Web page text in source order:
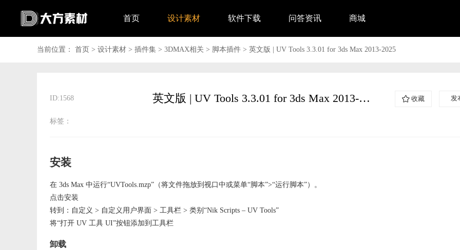
首页 设计素材 软件下载 问答资讯 商城
当前位置： 首页 > 设计素材 > 插件集 > 3DMAX相关 > 脚本插件 > 英文版 | UV Tools 3.3.01 for 3ds Max 2013-2025
英文版 | UV Tools 3.3.01 for 3ds Max 2013-2025
ID:1568  收藏 发
标签：
安装
在 3ds Max 中运行“UVTools.mzp”（将文件拖放到视口中或菜单“脚本”>“运行脚本”）。
点击安装
转到：自定义 > 自定义用户界面 > 工具栏 > 类别“Nik Scripts – UV Tools”
将“打开 UV 工具 UI”按钮添加到工具栏
卸载